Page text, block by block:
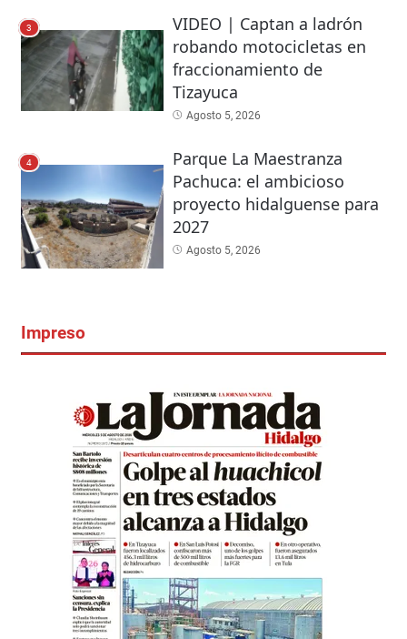
3
VIDEO | Captan a ladrón
robando motocicletas en
fraccionamiento de
Tizayuca
Agosto 5, 2026
4
Parque La Maestranza
Pachuca: el ambicioso
proyecto hidalguense para
2027
Agosto 5, 2026
Impreso